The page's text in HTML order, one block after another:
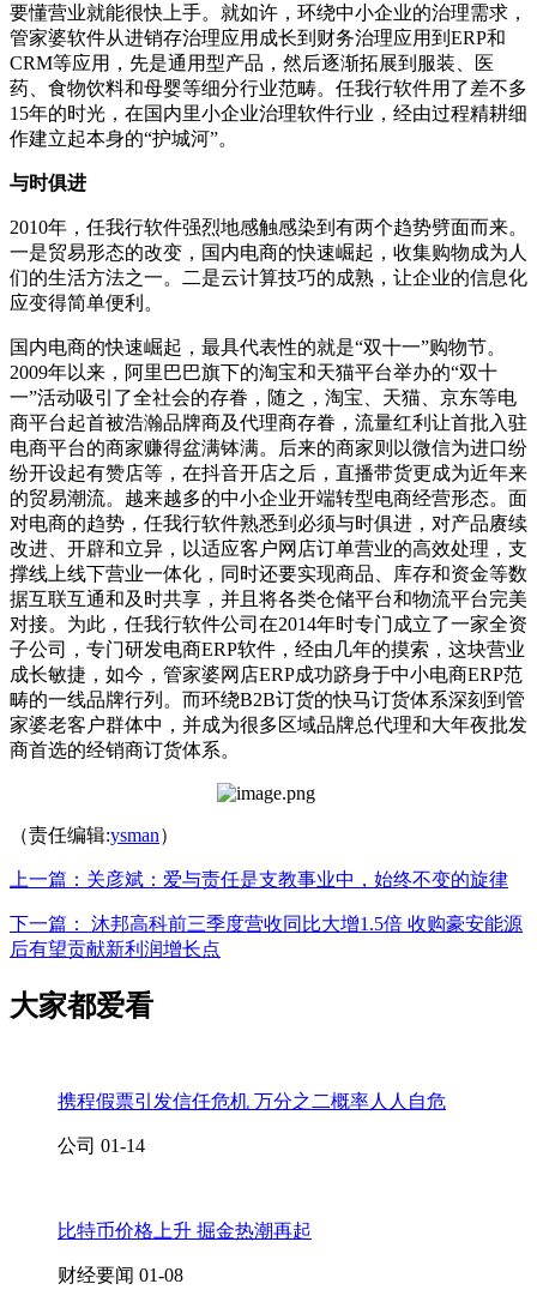
要懂营业就能很快上手。就如许，环绕中小企业的治理需求，
管家婆软件从进销存治理应用成长到财务治理应用到 ERP和
CRM等应用，先是通用型产品，然后逐渐拓展到服装、医
药、食物饮料和母婴等细分行业范畴。任我行软件用了差不多
15年的时光，在国内里小企业治理软件行业，经由过程精耕细
作建立起本身的“护城河”。
与时俱进
2010年，任我行软件强烈地感触感染到有两个趋势劈面而来。
一是贸易形态的改变，国内电商的快速崛起，收集购物成为人
们的生活方法之一。二是云计算技巧的成熟，让企业的信息化
应变得简单便利。
国内电商的快速崛起，最具代表性的就是“双十一”购物节。
2009年以来，阿里巴巴旗下的淘宝和天猫平台举办的“双十
一”活动吸引了全社会的存眷，随之，淘宝、天猫、京东等电
商平台起首被浩瀚品牌商及代理商存眷，流量红利让首批入驻
电商平台的商家赚得盆满钵满。后来的商家则以微信为进口纷
纷开设起有赞店等，在抖音开店之后，直播带货更成为近年来
的贸易潮流。越来越多的中小企业开端转型电商经营形态。面
对电商的趋势，任我行软件熟悉到必须与时俱进，对产品赓续
改进、开辟和立异，以适应客户网店订单营业的高效处理，支
撑线上线下营业一体化，同时还要实现商品、库存和资金等数
据互联互通和及时共享，并且将各类仓储平台和物流平台完美
对接。为此，任我行软件公司在2014年时专门成立了一家全资
子公司，专门研发电商ERP软件，经由几年的摸索，这块营业
成长敏捷，如今，管家婆网店ERP成功跻身于中小电商ERP范
畴的一线品牌行列。而环绕B2B订货的快马订货体系深刻到管
家婆老客户群体中，并成为很多区域品牌总代理和大年夜批发
商首选的经销商订货体系。
（责任编辑:ysman）
上一篇：关彦斌：爱与责任是支教事业中，始终不变的旋律
下一篇： 沐邦高科前三季度营收同比大增1.5倍 收购豪安能源
后有望贡献新利润增长点
大家都爱看
携程假票引发信任危机 万分之二概率人人自危
公司 01-14
比特币价格上升 掘金热潮再起
财经要闻 01-08